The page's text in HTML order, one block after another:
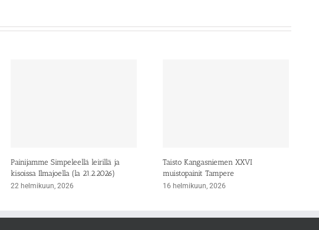
Painijamme Simpeleellä leirillä ja
kisoissa Ilmajoella (la 21.2.2026)
22 helmikuun, 2026
Taisto Kangasniemen XXVI
muistopainit Tampere
16 helmikuun, 2026